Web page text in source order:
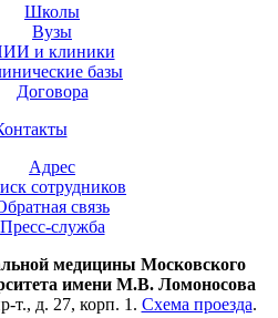
Школы
Вузы
и клиники
базы
Договора
Адрес
сотрудников
связь
Пресс-служба
медицины Московского
имени М.В. Ломоносова
т., д. 27, корп. 1. Схема проезда.